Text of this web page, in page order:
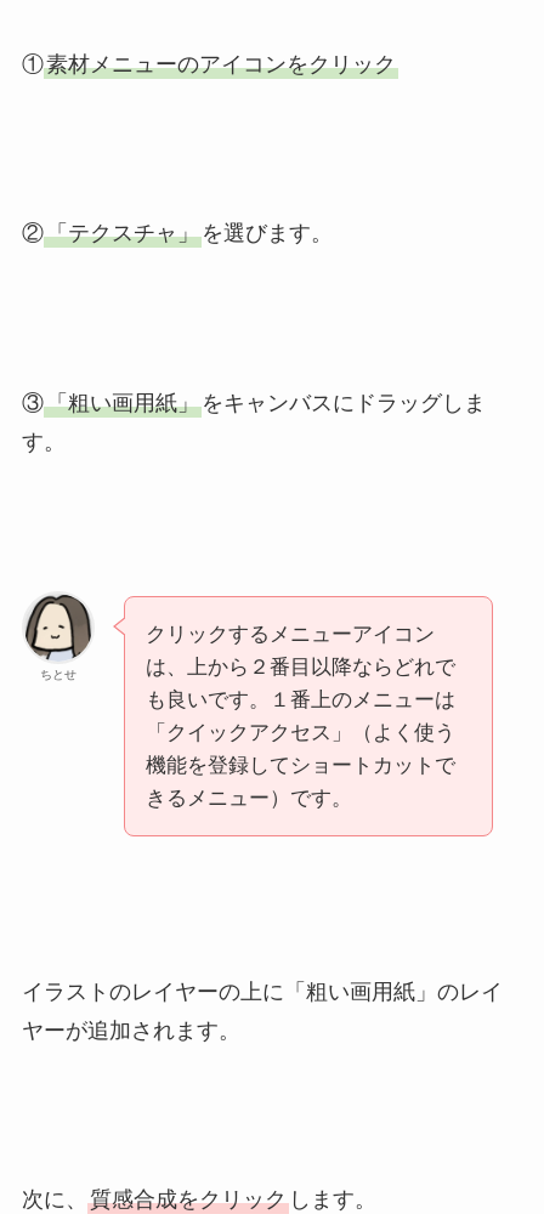
①素材メニューのアイコンをクリック
②「テクスチャ」を選びます。
③「粗い画用紙」をキャンバスにドラッグしま
す。
ちとせ
クリックするメニューアイコン
は、上から２番目以降ならどれで
も良いです。１番上のメニューは
「クイックアクセス」（よく使う
機能を登録してショートカットで
きるメニュー）です。
イラストのレイヤーの上に「粗い画用紙」のレイ
ヤーが追加されます。
次に、 質感合成をクリックします。